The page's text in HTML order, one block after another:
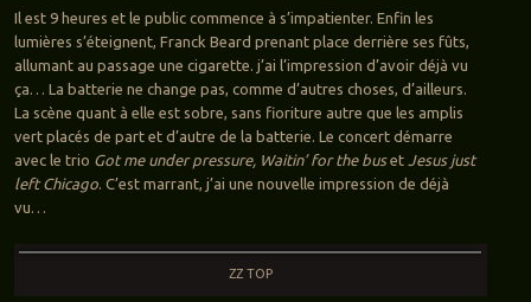
Il est 9 heures et le public commence à s’impatienter. Enfin les
lumières s’éteignent, Franck Beard prenant place derrière ses fûts,
allumant au passage une cigarette. j’ai l’impression d’avoir déjà vu
ça… La batterie ne change pas, comme d’autres choses, d’ailleurs.
La scène quant à elle est sobre, sans fioriture autre que les amplis
vert placés de part et d’autre de la batterie. Le concert démarre
avec le trio Got me under pressure, Waitin’ for the busetJesus just
left Chicago. C’est marrant, j’ai une nouvelle impression de déjà
vu…
ZZ TOP